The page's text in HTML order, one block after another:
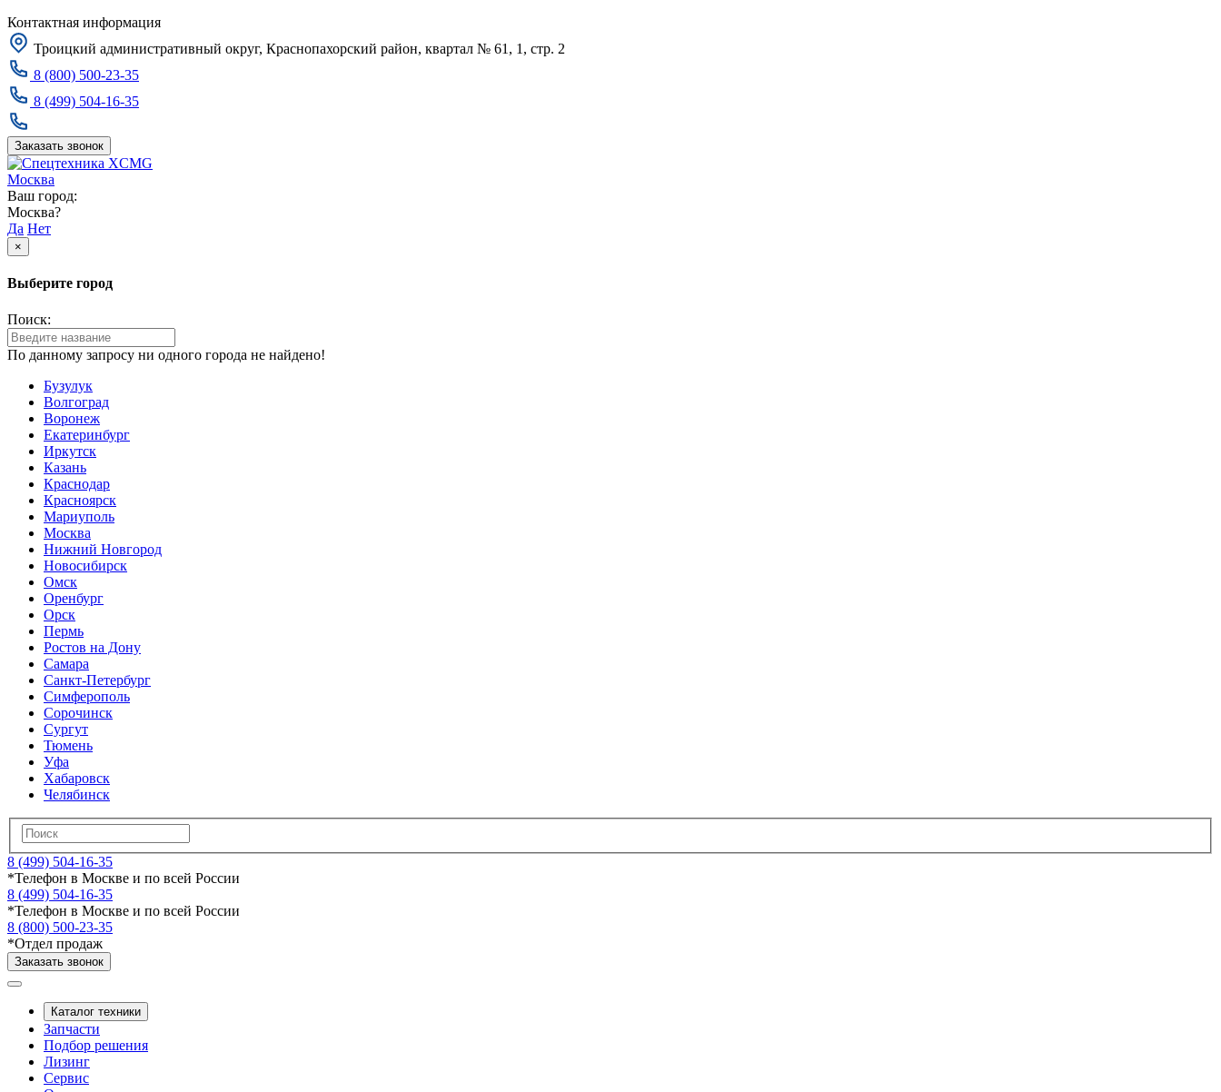
Контактная информация
Троицкий административный округ, Краснопахорский район, квартал № 61, 1, стр. 2
8 (800) 500-23-35
8 (499) 504-16-35
Заказать звонок
Москва
Ваш город:
Москва?
Да Нет
×
Выберите город
Поиск:
По данному запросу ни одного города не найдено!
Бузулук
Волгоград
Воронеж
Екатеринбург
Иркутск
Казань
Краснодар
Красноярск
Мариуполь
Москва
Нижний Новгород
Новосибирск
Омск
Оренбург
Орск
Пермь
Ростов на Дону
Самара
Санкт-Петербург
Симферополь
Сорочинск
Сургут
Тюмень
Уфа
Хабаровск
Челябинск
8 (499) 504-16-35
*Телефон в Москве и по всей России
8 (499) 504-16-35
*Телефон в Москве и по всей России
8 (800) 500-23-35
*Отдел продаж
Заказать звонок
Каталог техники
Запчасти
Подбор решения
Лизинг
Сервис